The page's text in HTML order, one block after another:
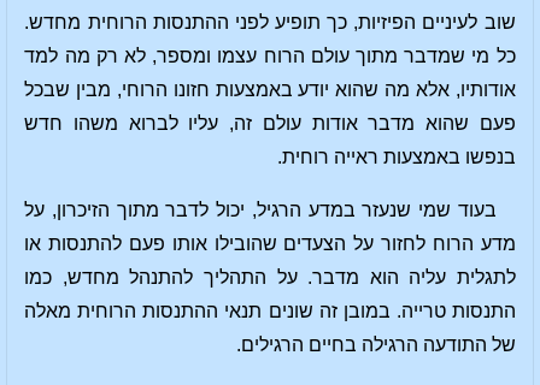
שוב לעיניים הפיזיות, כך תופיע לפני ההתנסות הרוחית מחדש.
כל מי שמדבר מתוך עולם הרוח עצמו ומספר, לא רק מה למד
אודותיו, אלא מה שהוא יודע באמצעות חזונו הרוחי, מבין שבכל
פעם שהוא מדבר אודות עולם זה, עליו לברוא משהו חדש
בנפשו באמצעות ראייה רוחית.
בעוד שמי שנעזר במדע הרגיל, יכול לדבר מתוך הזיכרון, על
מדע הרוח לחזור על הצעדים שהובילו אותו פעם להתנסות או
לתגלית עליה הוא מדבר. על התהליך להתנהל מחדש, כמו
התנסות טרייה. במובן זה שונים תנאי ההתנסות הרוחית מאלה
של התודעה הרגילה בחיים הרגילים.